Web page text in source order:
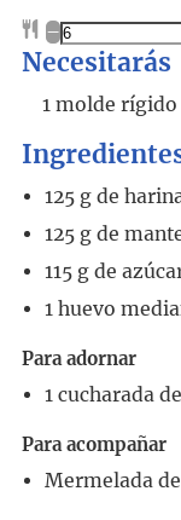
–
Necesitarás
1 molde
125 g de
125 g de
115 g de
1 huevo
Para adornar
1 cucharada
Para acompañar
Mermelada